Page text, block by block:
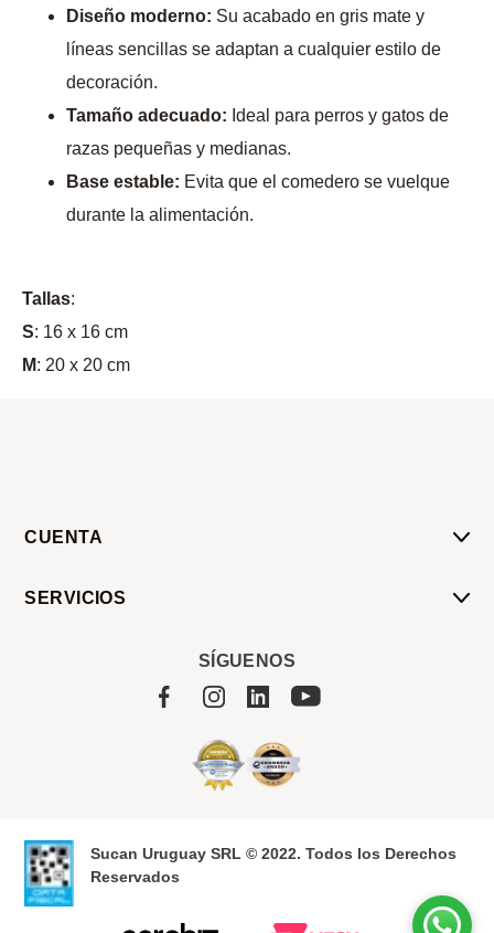
Diseño moderno: Su acabado en gris mate y
líneas sencillas se adaptan a cualquier estilo de
decoración.
Tamaño adecuado: Ideal para perros y gatos de
razas pequeñas y medianas.
Base estable: Evita que el comedero se vuelque
durante la alimentación.
Tallas:
S: 16 x 16 cm
M: 20 x 20 cm
CUENTA
SERVICIOS
SÍGUENOS
Sucan Uruguay SRL © 2022. Todos los Derechos
Reservados